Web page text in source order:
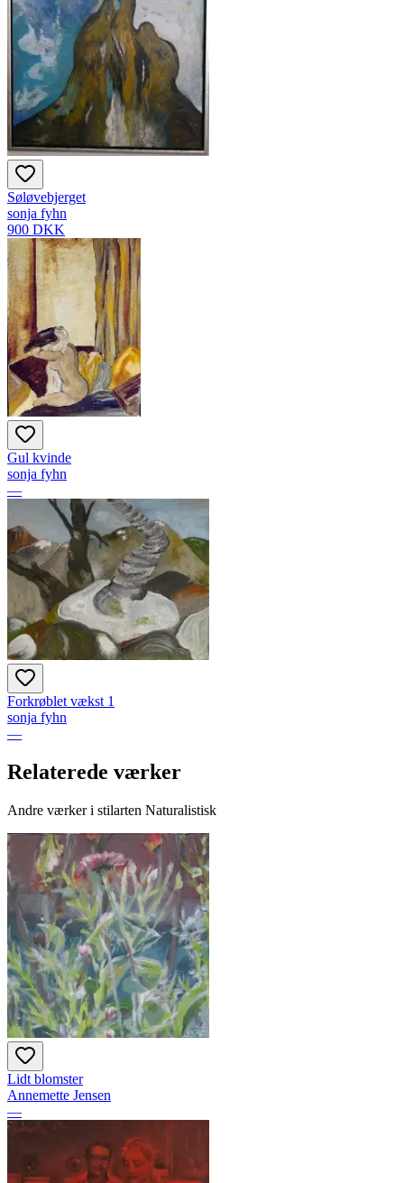
Søløvebjerget
sonja fyhn
900 DKK
Gul kvinde
sonja fyhn
—
Forkrøblet vækst 1
sonja fyhn
—
Relaterede værker
Andre værker i stilarten Naturalistisk
Lidt blomster
Annemette Jensen
—